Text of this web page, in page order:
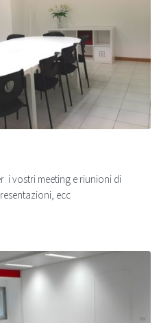
i vostri meeting e riunioni di
ecc